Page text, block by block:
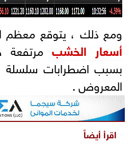
ومع ذلك ، يتوقع معظم
أسعار الخشب
بسبب اضطرابات سلسلة
المعروض .
اقرأ أيضاً